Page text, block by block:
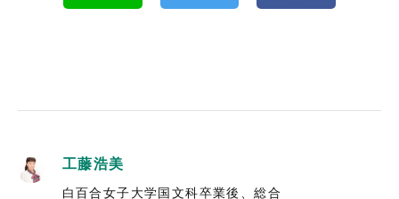
工藤浩美
白百合女子大学国文科卒業後、総合